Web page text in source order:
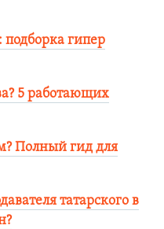
гипер
5 работающих
Полный гид для
татарского в